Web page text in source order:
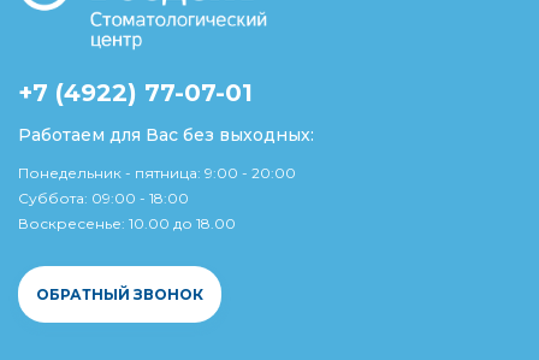
+7 (4922) 77-07-01
Работаем для Вас без выходных:
Понедельник - пятница: 9:00 - 20:00
Суббота: 09:00 - 18:00
Воскресенье: 10.00 до 18.00
ОБРАТНЫЙ ЗВОНОК